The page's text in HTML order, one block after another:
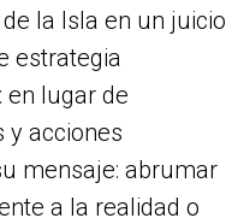
la Isla en un juicio
estrategia
en lugar de
y acciones
mensaje: abrumar
a la realidad o